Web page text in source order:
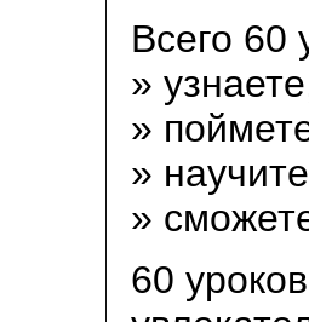
Всего 60
»
»
»
»
60